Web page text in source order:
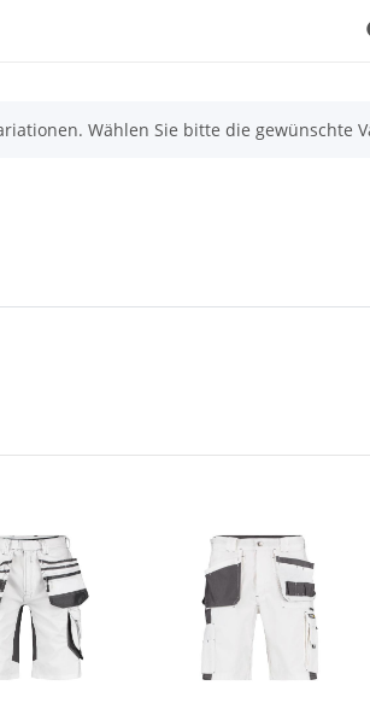
Wählen Sie bitte die gewünschte